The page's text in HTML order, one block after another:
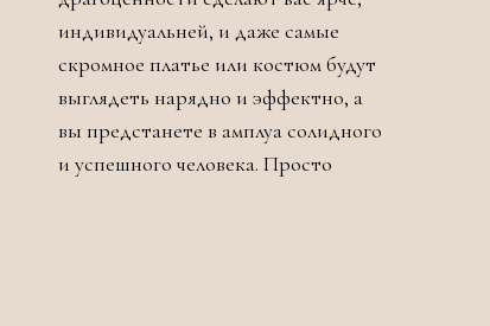
индивидуальней, и даже самые
скромное платье или костюм будут
выглядеть нарядно и эффектно, а
вы предстанете в амплуа солидного
и успешного человека. Просто